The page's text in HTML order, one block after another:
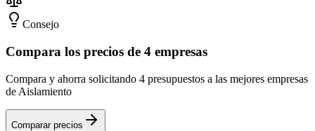
Consejo
Compara los precios de 4 empresas
Compara y ahorra solicitando 4 presupuestos a las mejores empresas
de Aislamiento
Comparar precios